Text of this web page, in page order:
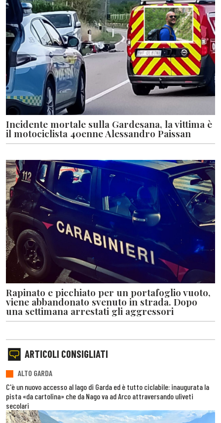
Incidente mortale sulla Gardesana, la vittima è
il motociclista 40enne Alessandro Paissan
Rapinato e picchiato per un portafoglio vuoto,
viene abbandonato svenuto in strada. Dopo
una settimana arrestati gli aggressori
ARTICOLI CONSIGLIATI
ALTO GARDA
C'è un nuovo accesso al lago di Garda ed è tutto ciclabile: inaugurata la
pista «da cartolina» che da Nago va ad Arco attraversando uliveti
secolari